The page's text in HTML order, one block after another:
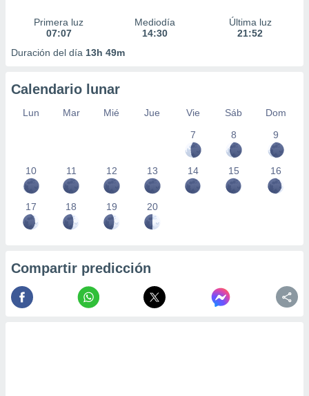
Primera luz
07:07
Mediodía
14:30
Última luz
21:52
Duración del día 13h 49m
Calendario lunar
Lun Mar Mié Jue Vie Sáb
Dom
7
8 9
10 11 12 13 14 15 16
17 18 19 20
Compartir predicción